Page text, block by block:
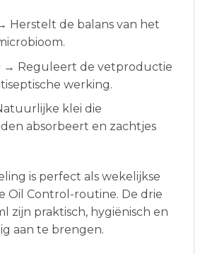
Herstelt de balans van het
→ Reguleert de vetproductie
werking.
klei die
absorbeert en zachtjes
is perfect als wekelijkse
Oil Control-routine. De drie
zijn praktisch, hygiënisch en
aan te brengen.